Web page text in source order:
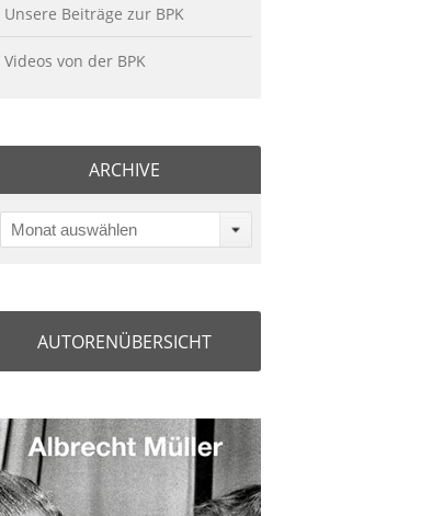
Unsere Beiträge zur BPK
Videos von der BPK
ARCHIVE
Monat auswählen
AUTORENÜBERSICHT